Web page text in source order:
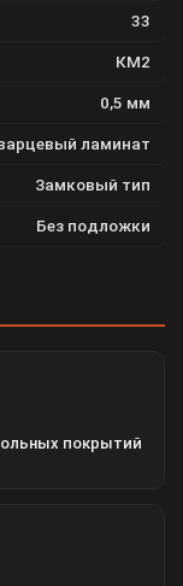
33
КМ2
0,5 мм
ламинат
Замковый тип
Без подложки
покрытий